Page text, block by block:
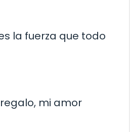
la fuerza que todo
mi amor